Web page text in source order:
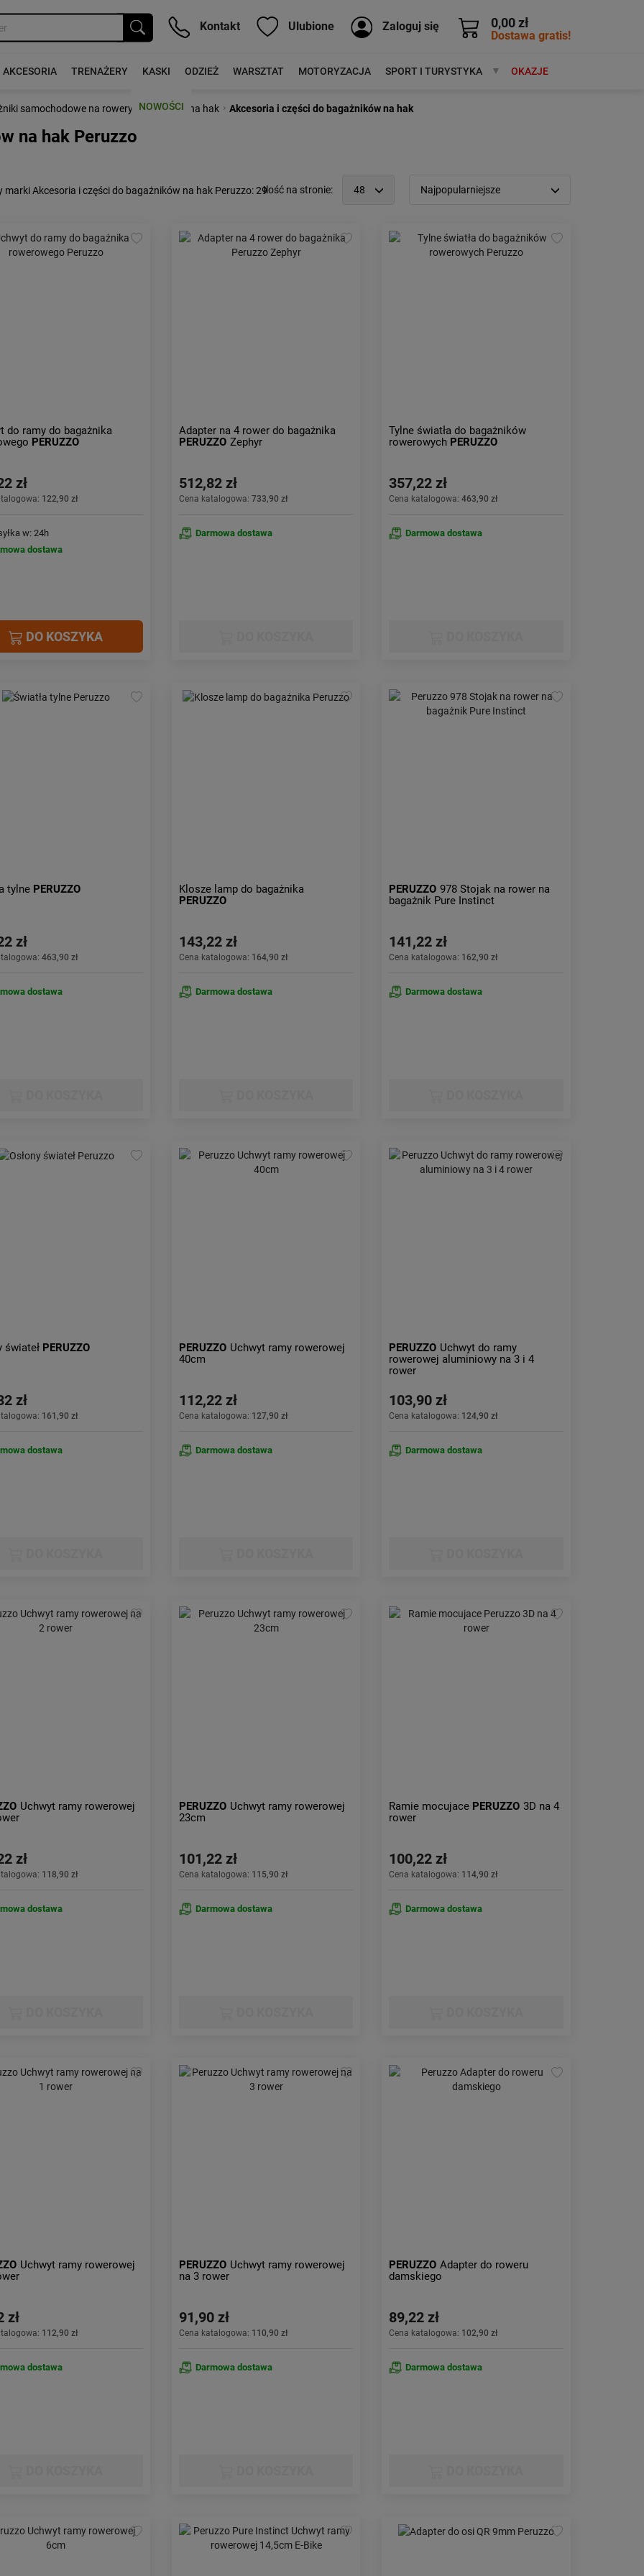
0,00 zł
Dostawa gratis!
Kontakt Ulubione Zaloguj się
AKCESORIA TRENAŻERY KASKI ODZIEŻ WARSZTAT MOTORYZACJA SPORT I TURYSTYKA MARKIOKAZJE
NOWOŚCI
samochodowe na rowery Bagażniki na hak › Akcesoria i części do bagażników na hak
na hak Peruzzo
Ilość na stronie: 48 Najpopularniejsze
Cena:
od najniższej
marki Akcesoria i części do bagażników na hak Peruzzo: 29
do ramy do bagażnika
PERUZZO
zł
122,90 zł
w: 24h
dostawa
DO KOSZYKA
Adapter na 4 rower do bagażnika
PERUZZO Zephyr
512,82 zł
Cena katalogowa: 733,90 zł
Darmowa dostawa
Tylne światła do bagażników
rowerowych PERUZZO
357,22 zł
Cena katalogowa:463,90 zł
Darmowa dostawa
tylne PERUZZO
zł
463,90 zł
dostawa
Klosze lamp do bagażnika
PERUZZO
143,22 zł
Cena katalogowa: 164,90 zł
Darmowa dostawa
PERUZZO 978 Stojak na rower na
bagażnik Pure Instinct
141,22 zł
Cena katalogowa: 162,90 zł
Darmowa dostawa
świateł PERUZZO
zł
161,90 zł
dostawa
PERUZZO Uchwyt ramy rowerowej
40cm
112,22 zł
Cena katalogowa: 127,90 zł
Darmowa dostawa
PERUZZO Uchwyt do ramy
rowerowej aluminiowy na 3 i 4
rower
103,90 zł
Cena katalogowa: 124,90 zł
Darmowa dostawa
Uchwyt ramy rowerowej
zł
118,90 zł
dostawa
PERUZZO Uchwyt ramy rowerowej
23cm
101,22 zł
Cena katalogowa: 115,90 zł
Darmowa dostawa
Ramie mocujace PERUZZO 3D na 4
rower
100,22 zł
Cena katalogowa: 114,90 zł
Darmowa dostawa
Uchwyt ramy rowerowej
zł
112,90 zł
dostawa
PERUZZO Uchwyt ramy rowerowej
na 3 rower
91,90 zł
Cena katalogowa: 110,90 zł
Darmowa dostawa
PERUZZO Adapter do roweru
damskiego
89,22 zł
Cena katalogowa: 102,90 zł
Darmowa dostawa